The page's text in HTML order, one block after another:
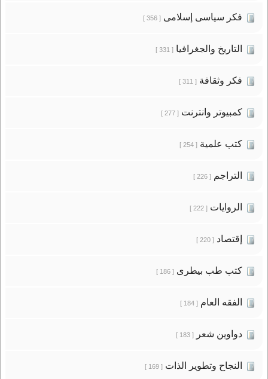
فكر سياسى إسلامى[ 356 ]
التاريخ والجغرافيا[ 331 ]
فكر وثقافة[ 311 ]
كمبيوتر وانترنت[ 277 ]
كتب علمية[ 254 ]
التراجم[ 226 ]
الروايات[ 222 ]
إقتصاد[ 220 ]
كتب طب بيطرى[ 186 ]
الفقه العام[ 184 ]
دواوين شعر[ 183 ]
النجاح وتطوير الذات[ 169 ]